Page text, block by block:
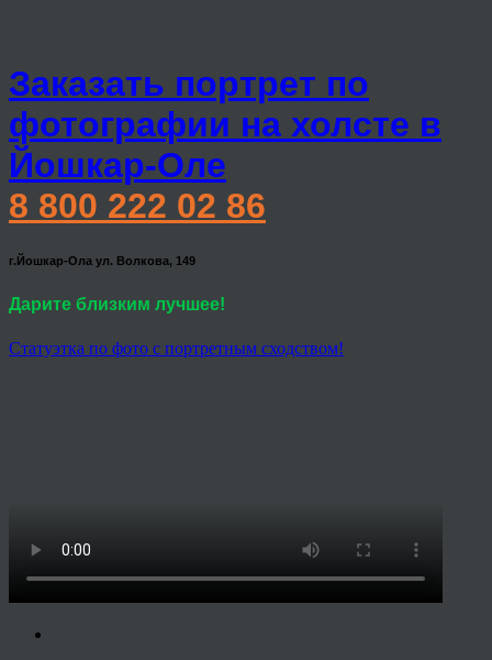
Заказать портрет по
фотографии на холсте в
Йошкар-Оле
8 800 222 02 86
г.Йошкар-Ола ул. Волкова, 149
Дарите близким лучшее!
Статуэтка по фото с портретным сходством!